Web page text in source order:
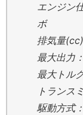
エンジン
ボ
排気量
最大出力
最大トル
トランス
駆動方式